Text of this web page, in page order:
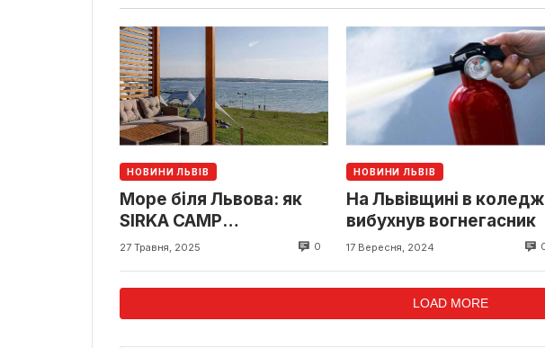
НОВИНИ ЛЬВІВ
Море біля Львова: як
SIRKA CAMP
перетворює Яворівське
відпочинку
27 Травня, 2025 0
НОВИНИ ЛЬВІВ
На Львівщині в
вибухнув вогнегасник
17 Вересня, 2024
LOAD MORE